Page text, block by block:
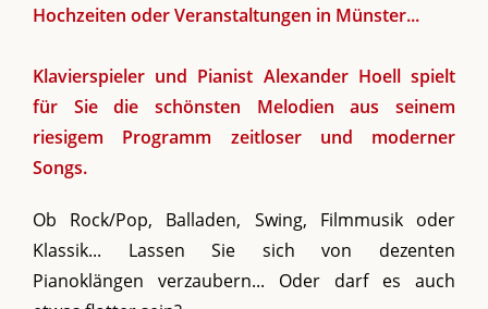
Hochzeiten oder Veranstaltungen in Münster...
Klavierspieler und Pianist Alexander Hoell spielt
für Sie die schönsten Melodien aus seinem
riesigem Programm zeitloser und moderner
Songs.
Ob Rock/Pop, Balladen, Swing, Filmmusik oder
Klassik... Lassen Sie sich von dezenten
Pianoklängen verzaubern... Oder darf es auch